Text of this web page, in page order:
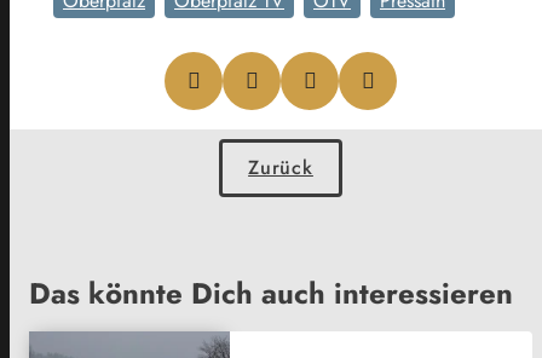
Zurück
Das könnte Dich auch interessieren